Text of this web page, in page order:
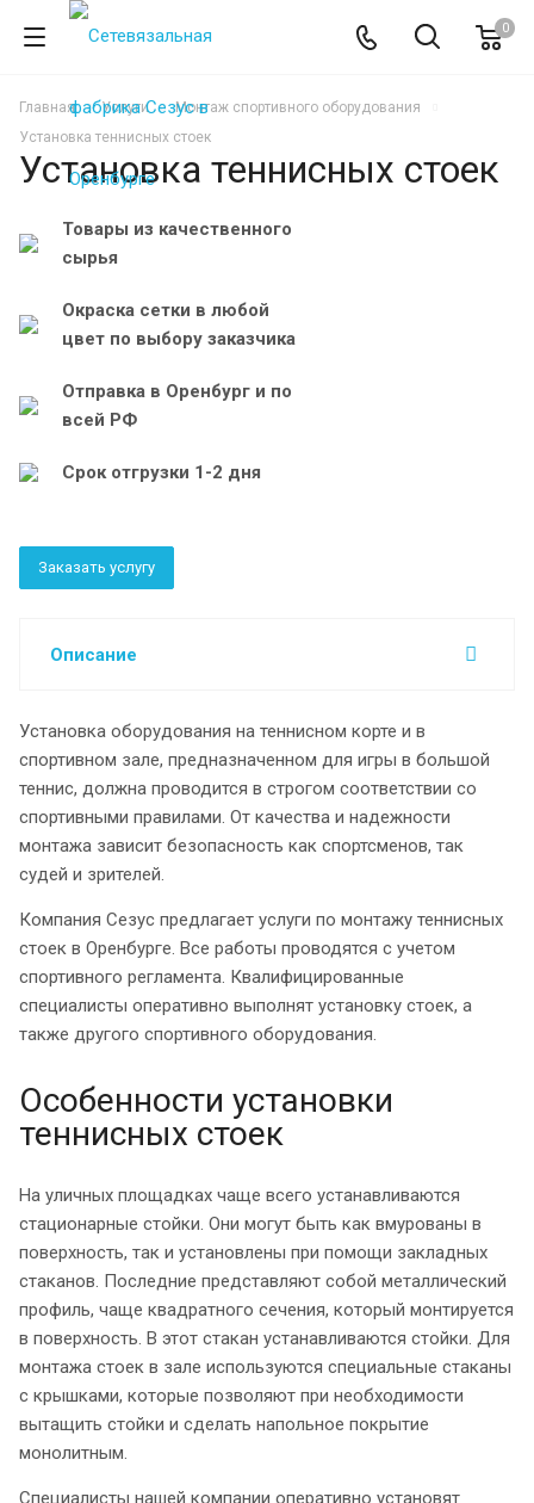
0
Главная Услуги
Монтаж спортивного оборудования
Установка теннисных стоек
Установка теннисных стоек
Товары из качественного
сырья
Окраска сетки в любой
цвет по выбору заказчика
Отправка в Оренбург и по
всей РФ
Срок отгрузки 1-2 дня
Заказать услугу
Описание
Установка оборудования на теннисном корте и в
спортивном зале, предназначенном для игры в большой
теннис, должна проводится в строгом соответствии со
спортивными правилами. От качества и надежности
монтажа зависит безопасность как спортсменов, так
судей и зрителей.
Компания Сезус предлагает услуги по монтажу теннисных
стоек в Оренбурге. Все работы проводятся с учетом
спортивного регламента. Квалифицированные
специалисты оперативно выполнят установку стоек, а
также другого спортивного оборудования.
Особенности установки
теннисных стоек
На уличных площадках чаще всего устанавливаются
стационарные стойки. Они могут быть как вмурованы в
поверхность, так и установлены при помощи закладных
стаканов. Последние представляют собой металлический
профиль, чаще квадратного сечения, который монтируется
в поверхность. В этот стакан устанавливаются стойки. Для
монтажа стоек в зале используются специальные стаканы
с крышками, которые позволяют при необходимости
вытащить стойки и сделать напольное покрытие
монолитным.
Специалисты нашей компании оперативно установят